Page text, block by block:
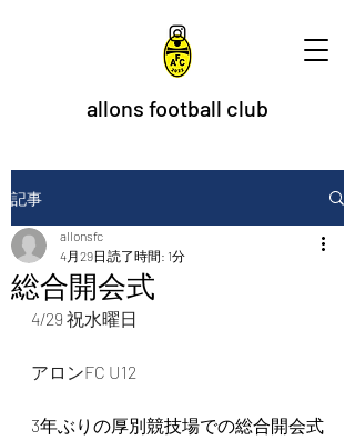
allons football club
記事
総合開会式
allonsfc
4月29日 読了時間: 1分
4/29 祝水曜日
アロンFC U12
3年ぶりの厚別競技場での総合開会式